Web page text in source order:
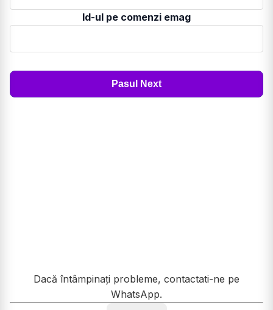
Id-ul pe comenzi emag
Pasul Next
Dacă întâmpinați probleme, contactati-ne pe
WhatsApp.